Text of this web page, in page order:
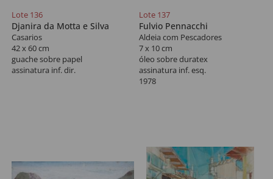
Lote 136
Djanira da Motta e Silva
Casarios
42 x 60 cm
guache sobre papel
assinatura inf. dir.
Lote 137
Fulvio Pennacchi
Aldeia com Pescadores
7 x 10 cm
óleo sobre duratex
assinatura inf. esq.
1978